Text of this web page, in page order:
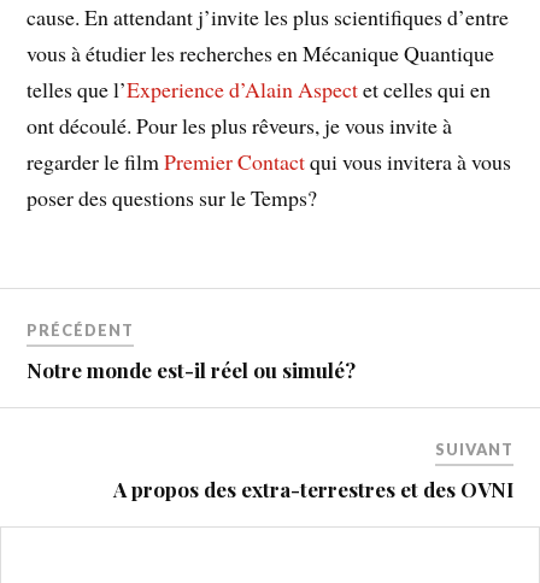
cause. En attendant j’invite les plus scientifiques d’entre
vous à étudier les recherches en Mécanique Quantique
telles que l’Experience d’Alain Aspectet celles qui en
ont découlé. Pour les plus rêveurs, je vous invite à
regarder le filmPremier Contactqui vous invitera à vous
poser des questions sur le Temps?
Navigation
de
l’article
PRÉCÉDENT
Notre monde est-il réel ou simulé?
SUIVANT
A propos des extra-terrestres et des OVNI